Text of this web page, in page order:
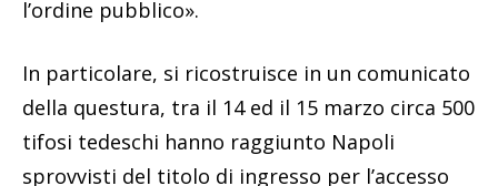
l’ordine pubblico».
In particolare, si ricostruisce in un comunicato
della questura, tra il 14 ed il 15 marzo circa 500
tifosi tedeschi hanno raggiunto Napoli
sprovvisti del titolo di ingresso per l’accesso